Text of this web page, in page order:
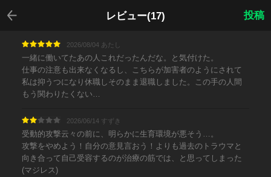
レビュー(17)
戻る
投稿
2026/08/04 あたし
一緒に働いてたあの人これだったんだな。と気付けた。
仕事の注意も出来なくなるし、こちらが加害者のようにされて
私は抑うつになり休職しそのまま退職しました。この手の人間
もう関わりたくない…
2026/06/14 すずき
受動的攻撃云々の前に、明らかに生育環境が悪そう…。
攻撃をやめよう！自分の意見言おう！よりも過去のトラウマと
向き合って自己受容するのが治療の筋では、と思ってしまった
(マジレス)